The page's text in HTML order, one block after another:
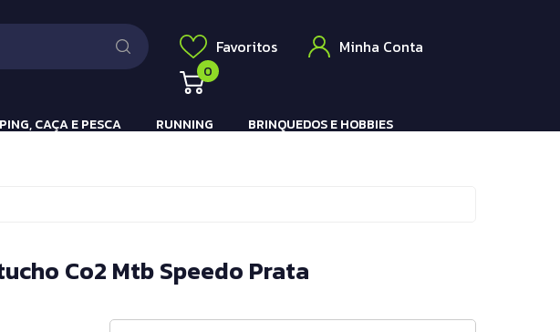
Favoritos Minha Conta
0
CAÇA E PESCA RUNNING BRINQUEDOS E HOBBIES
Pistola e Rifle Elétrico
Luva
Co2 Mtb Speedo Prata